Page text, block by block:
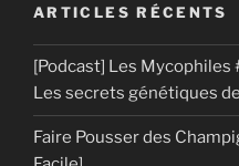
ARTICLES RÉCENTS
[Podcast] Les Mycophiles
Les secrets génétiques
Faire Pousser des